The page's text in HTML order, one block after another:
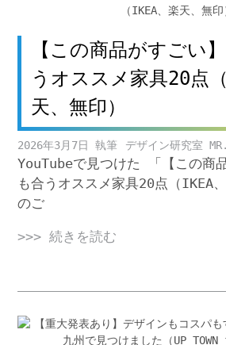
【この商品がすごい
うオススメ家具20点
天、無印）
2026年3月7日 デザイン研究室
YouTubeで見つけた 「【この商
も合うオススメ家具20点（IKEA
のご
>>> 続きを読む